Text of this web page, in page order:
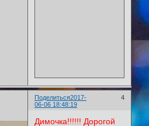
Поделиться 4
2017-
06-06 18:48:19
Димочка!!!!!! Дорогой